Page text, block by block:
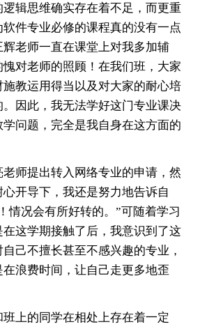
辑思维确实存在着不足，而更重
件专业必修的课程真的没有一点
老师一直在课堂上对我多加辅
对老师的照顾！在我们班，大家
教运用得当以及对大家的耐心培
因此，我无法学好这门专业课决
问题，完全是我自身在这方面的
提出转入网络专业的申请，然
开导下，我还是努力地告诉自
情况会有所好转的。”可随着学习
这学期接触了后，我意识到了这
己不擅长甚至不感兴趣的专业，
浪费时间，让自己走更多地歪
的同学在相处上存在着一定